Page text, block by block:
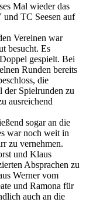
Mal wieder das
TC Seesen auf
Vereinen war
besucht. Es
gespielt. Bei
Runden bereits
die
der Spielrunden zu
ausreichend
sogar an die
war noch weit in
zu vernehmen.
und Klaus
Absprachen zu
Werner vom
und Ramona für
auch an die